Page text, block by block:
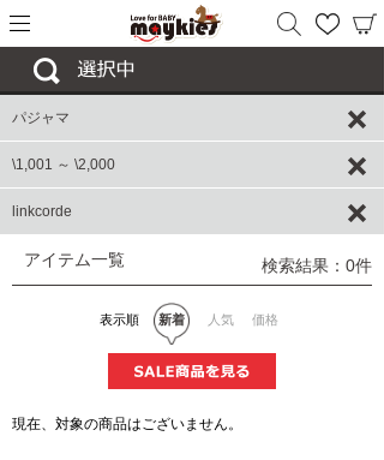
パジャマ
\1,001 ～ \2,000
linkcorde
アイテム一覧 検索結果：0件
表示順 新着 人気 価格
現在、対象の商品はございません。